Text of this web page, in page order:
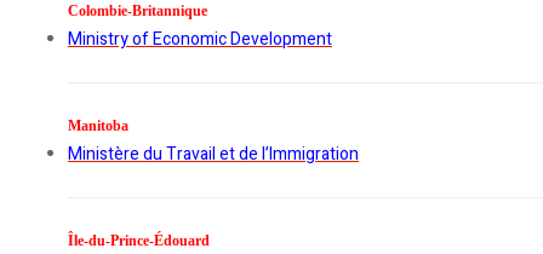
Colombie-Britannique
Ministry of Economic Development
Manitoba
Ministère du Travail et de l’Immigration
Île-du-Prince-Édouard